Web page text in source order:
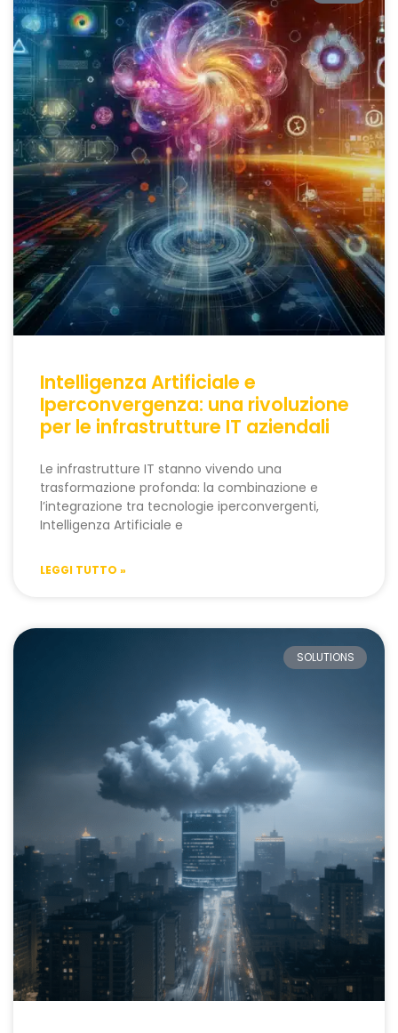
Intelligenza Artificiale e
Iperconvergenza: una rivoluzione
per le infrastrutture IT aziendali
Le infrastrutture IT stanno vivendo una
trasformazione profonda: la combinazione e
l’integrazione tra tecnologie iperconvergenti,
Intelligenza Artificiale e
LEGGI TUTTO »
SOLUTIONS